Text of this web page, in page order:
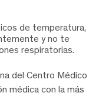
de temperatura,
y no te
respiratorias.
del Centro Médico
médica con la más